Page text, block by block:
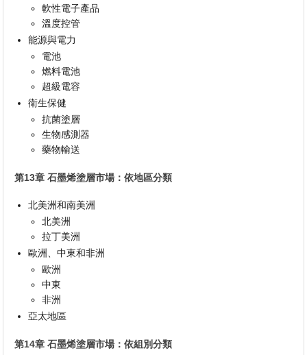
軟性電子產品
溫度控管
能源與電力
電池
燃料電池
超級電容
衛生保健
抗菌塗層
生物感測器
藥物輸送
第13章 石墨烯塗層市場：依地區分類
北美洲和南美洲
北美洲
拉丁美洲
歐洲、中東和非洲
歐洲
中東
非洲
亞太地區
第14章 石墨烯塗層市場：依組別分類